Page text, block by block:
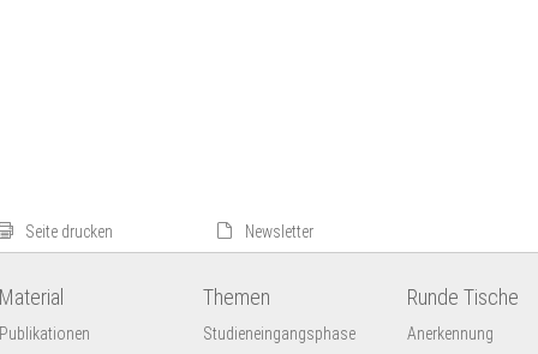
Seite drucken Newsletter
Material
Publikationen
Themen
Studieneingangsphase
Runde Tische
Anerkennung